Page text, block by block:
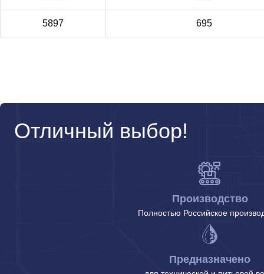
5897 695
Отличный выбор!
Производство
Полностью Российское
Предназначено